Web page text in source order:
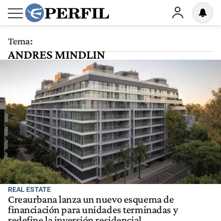
Tema:
ANDRES MINDLIN
REAL ESTATE
Creaurbana lanza un nuevo esquema de
financiación para unidades terminadas y